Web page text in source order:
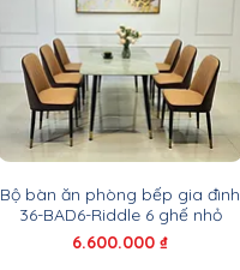
Bộ bàn ăn phòng bếp gia đình
36-BAD6-Riddle 6 ghế nhỏ
Giá
6.600.000 ₫